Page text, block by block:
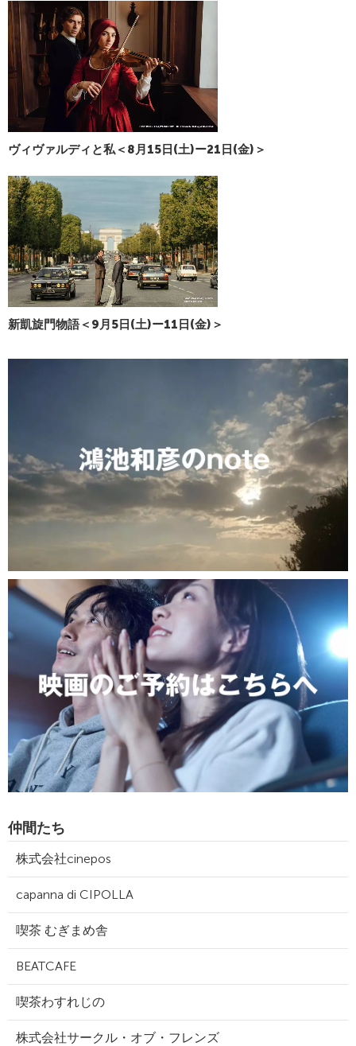
ヴィヴァルディと私＜8月15日(土)ー21日(金)＞
新凱旋門物語＜9月5日(土)ー11日(金)＞
仲間たち
株式会社cinepos
capanna di CIPOLLA
喫茶 むぎまめ舎
BEATCAFE
喫茶わすれじの
株式会社サークル・オブ・フレンズ